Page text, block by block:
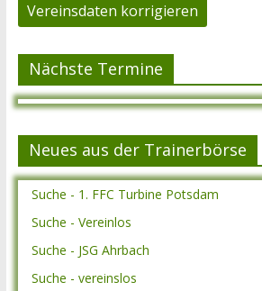
Vereinsdaten korrigieren
Nächste Termine
Neues aus der Trainerbörse
Suche - 1. FFC Turbine Potsdam
Suche - Vereinlos
Suche - JSG Ahrbach
Suche - vereinslos